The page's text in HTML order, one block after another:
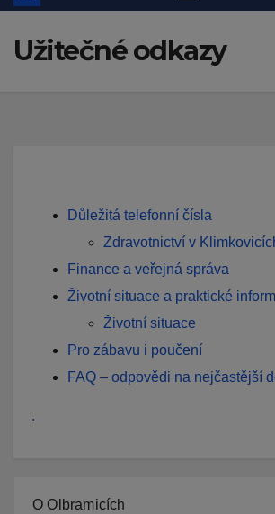
Užitečné odkazy
Důležitá telefonní čísla
Zdravotnictví v
Finance a veřejná správa
Životní situace a praktické
Životní situace
Pro zábavu i poučení
FAQ – odpovědi na nejčastější
.
O Olbramicích